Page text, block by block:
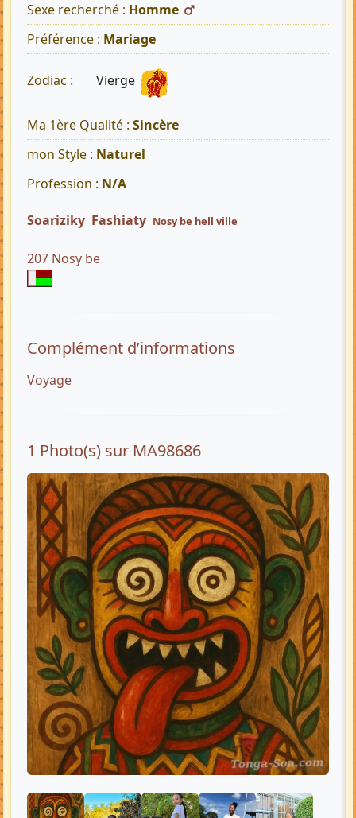
Sexe recherché : Homme
Préférence : Mariage
Zodiac : Vierge
Ma 1ère Qualité : Sincère
mon Style : Naturel
Profession : N/A
Soariziky Fashiaty Nosy be hell ville
207 Nosy be
Complément d’informations
Voyage
1 Photo(s) sur MA98686